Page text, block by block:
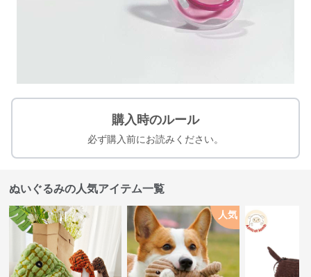
購入時のルール
必ず購入前にお読みください。
ぬいぐるみの人気アイテム一覧
人気